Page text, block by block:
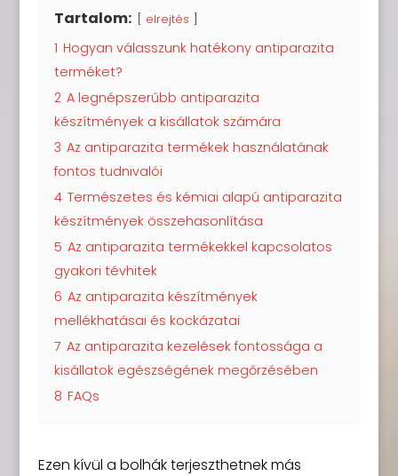
Tartalom: elrejtés
1 Hogyan válasszunk hatékony antiparazita
terméket?
2 A legnépszerűbb antiparazita
készítmények a kisállatok számára
3 Az antiparazita termékek használatának
fontos tudnivalói
4 Természetes és kémiai alapú antiparazita
készítmények összehasonlítása
5 Az antiparazita termékekkel kapcsolatos
gyakori tévhitek
6 Az antiparazita készítmények
mellékhatásai és kockázatai
7 Az antiparazita kezelések fontossága a
kisállatok egészségének megőrzésében
8 FAQs
Ezen kívül a bolhák terjeszthetnek más